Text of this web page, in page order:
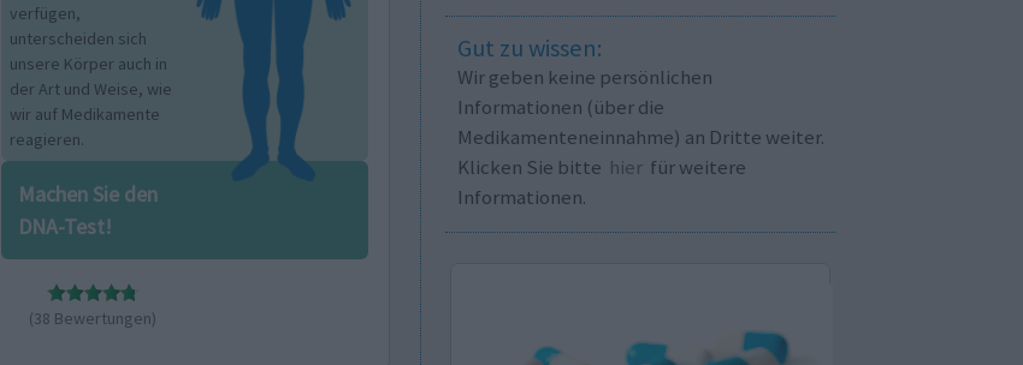
verfügen,
unterscheiden sich
unsere Körper auch in
der Art und Weise, wie
wir auf Medikamente
reagieren.
Machen Sie den
DNA-Test!
(38 Bewertungen)
Gut zu wissen:
Wir geben keine persönlichen
Informationen (über die
Medikamenteneinnahme) an Dritte weiter.
Klicken Sie bitte hier für weitere
Informationen.